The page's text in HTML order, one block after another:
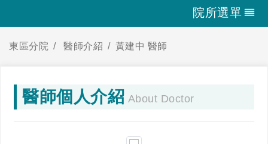
院所選單
東區分院 醫師介紹 黃建中 醫師
醫師個人介紹 About Doctor